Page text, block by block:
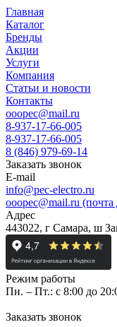
Главная
Каталог
Бренды
Акции
Услуги
Компания
Статьи и новости
Контакты
ooopec@mail.ru
8-937-17-66-005
8-937-17-66-005
8 (846) 979-69-14
Заказать звонок
E-mail
info@pec-electro.ru
ooopec@mail.ru (почта
Адрес
443022, г Самара, ш
Режим работы
Пн. – Пт.: с 8:00 до
Заказать звонок